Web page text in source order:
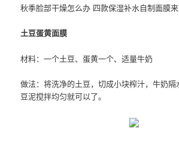
秋季脸部干燥怎么办 四款保湿补水自制面膜
土豆蛋黄面膜
材料：一个土豆、蛋黄一个、适量牛奶
做法：将洗净的土豆，切成小块榨汁，牛奶
豆泥搅拌均匀就可以了。